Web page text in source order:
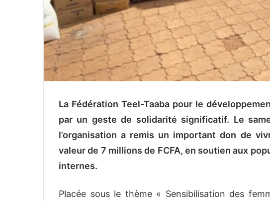
La Fédération Teel-Taaba pour le
par un geste de solidarité significatif. Le
l’organisation a remis un important don de
valeur de 7 millions de FCFA, en soutien aux
internes.
Placée sous le thème « Sensibilisation des